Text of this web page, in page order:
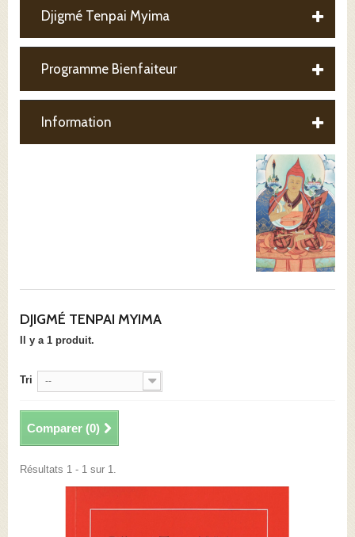
Djigmé Tenpai Myima
Programme Bienfaiteur
Information
DJIGMÉ TENPAI MYIMA
Il y a 1 produit.
Tri --
Comparer (0)
Résultats 1 - 1 sur 1.